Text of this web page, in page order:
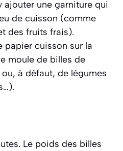
ajouter une garniture qui
de cuisson (comme
des fruits frais).
papier cuisson sur la
moule de billes de
à défaut, de légumes
Le poids des billes